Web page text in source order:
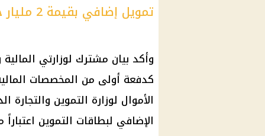
تمويل إضافي بقيمة 2 مليار جنيه
كدفعة أولى من المخصصات
الأموال لوزارة التموين
الإضافي لبطاقات التموين اعتباراً